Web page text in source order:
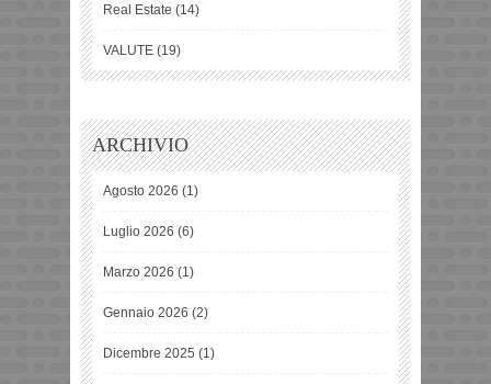
Real Estate (14)
VALUTE (19)
ARCHIVIO
Agosto 2026 (1)
Luglio 2026 (6)
Marzo 2026 (1)
Gennaio 2026 (2)
Dicembre 2025 (1)